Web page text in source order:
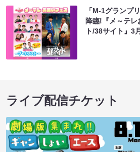
「M-1グランプ
降臨!『メ～テレ
ト/38サイト』3
ライブ配信チケット